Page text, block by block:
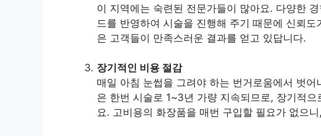
이 지역에는 숙련된 전문가들이 많아요. 다양한
드를 반영하여 시술을 진행해 주기 때문에 신뢰
은 고객들이 만족스러운 결과를 얻고 있답니다.
장기적인 비용 절감
매일 아침 눈썹을 그려야 하는 번거로움에서 벗
은 한번 시술로 1~3년 가량 지속되므로, 장기적
요. 고비용의 화장품을 매번 구입할 필요가 없으